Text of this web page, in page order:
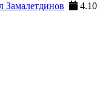
Замалетдинов